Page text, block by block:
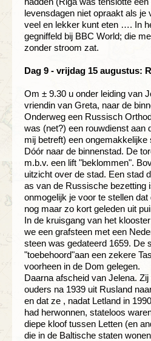
levensdagen niet opraakt als je
veel en lekker kunt eten …. In
gegniffeld bij BBC World; die
zonder stroom zat.
Dag 9 - vrijdag 15 augustus:
Om ± 9.30 u onder leiding van
vriendin van Greta, naar de
Onderweg een Russisch
was (net?) een rouwdienst aan
mij betreft) een ongemakkelijke
Dóór naar de binnenstad. De
m.b.v. een lift "beklommen".
uitzicht over de stad. Een stad
as van de Russische bezetting
onmogelijk je voor te stellen
nog maar zo kort geleden uit
In de kruisgang van het
we een grafsteen met een
steen was gedateerd 1659. De
"toebehoord"aan een zekere
voorheen in de Dom gelegen.
Daarna afscheid van Jelena.
ouders na 1939 uit Rusland
en dat ze , nadat Letland in
had herwonnen, stateloos
diepe kloof tussen Letten (en
die in de Baltische staten